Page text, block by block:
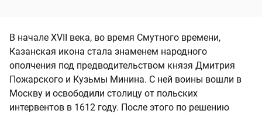
В начале XVII века, во время Смутного времени,
Казанская икона стала знаменем народного
ополчения под предводительством князя Дмитрия
Пожарского и Кузьмы Минина. С ней воины вошли в
Москву и освободили столицу от польских
интервентов в 1612 году. После этого по решению